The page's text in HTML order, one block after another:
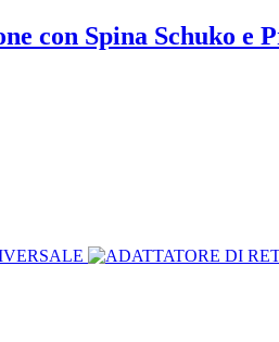
con Spina Schuko e